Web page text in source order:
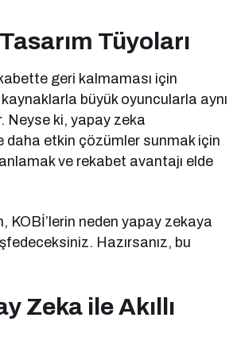
Tüyoları
geri kalmaması için
kaynaklarla büyük oyuncularla aynı
Neyse ki, yapay zeka
daha etkin çözümler sunmak için
ve rekabet avantajı elde
KOBİ’lerin neden yapay zekaya
Hazırsanız, bu
Zeka ile Akıllı